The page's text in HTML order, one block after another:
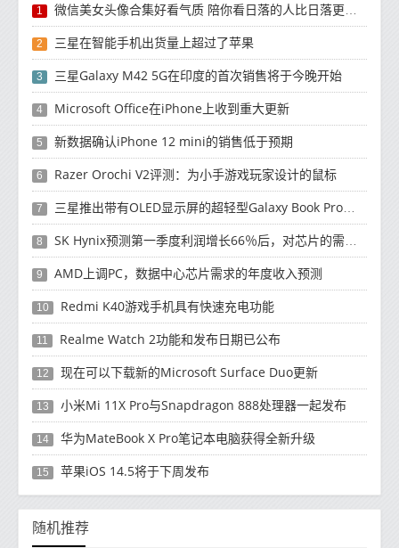
1 微信美女头像合集好看气质 陪你看日落的人比日落更浪漫
2 三星在智能手机出货量上超过了苹果
3 三星Galaxy M42 5G在印度的首次销售将于今晚开始
4 Microsoft Office在iPhone上收到重大更新
5 新数据确认iPhone 12 mini的销售低于预期
6 Razer Orochi V2评测：为小手游戏玩家设计的鼠标
7 三星推出带有OLED显示屏的超轻型Galaxy Book Pro和Galaxy Book Pro 360笔记本电脑
8 SK Hynix预测第一季度利润增长66％后，对芯片的需求将增强
9 AMD上调PC，数据中心芯片需求的年度收入预测
10 Redmi K40游戏手机具有快速充电功能
11 Realme Watch 2功能和发布日期已公布
12 现在可以下载新的Microsoft Surface Duo更新
13 小米Mi 11X Pro与Snapdragon 888处理器一起发布
14 华为MateBook X Pro笔记本电脑获得全新升级
15 苹果iOS 14.5将于下周发布
随机推荐